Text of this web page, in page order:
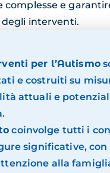
complesse e
interventi.
per l’Autismo
e costruiti su
attuali e
coinvolge tutti i
significative, con
alla